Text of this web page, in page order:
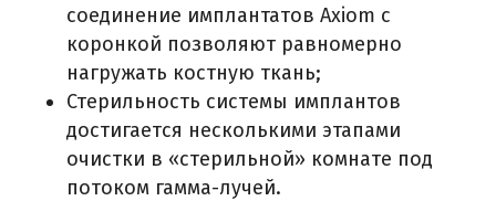
соединение имплантатов Axiom с
коронкой позволяют равномерно
нагружать костную ткань;
Стерильность системы имплантов
достигается несколькими этапами
очистки в «стерильной» комнате под
потоком гамма-лучей.